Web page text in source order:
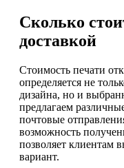
Сколько
доставкой
Стоимость печати
определяется не
дизайна, но и
предлагаем
почтовые
возможность
позволяет клиентам
вариант.